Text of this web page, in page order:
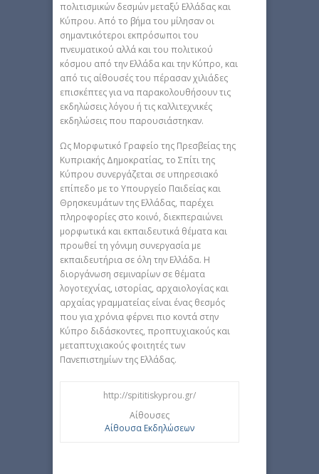
πολιτισμικών δεσμών μεταξύ Ελλάδας και
Κύπρου. Από το βήμα του μίλησαν οι
σημαντικότεροι εκπρόσωποι του
πνευματικού αλλά και του πολιτικού
κόσμου από την Ελλάδα και την Κύπρο, και
από τις αίθουσές του πέρασαν χιλιάδες
επισκέπτες για να παρακολουθήσουν τις
εκδηλώσεις λόγου ή τις καλλιτεχνικές
εκδηλώσεις που παρουσιάστηκαν.
Ως Μορφωτικό Γραφείο της Πρεσβείας της
Κυπριακής Δημοκρατίας, το Σπίτι της
Κύπρου συνεργάζεται σε υπηρεσιακό
επίπεδο με το Υπουργείο Παιδείας και
Θρησκευμάτων της Ελλάδας, παρέχει
πληροφορίες στο κοινό, διεκπεραιώνει
μορφωτικά και εκπαιδευτικά θέματα και
προωθεί τη γόνιμη συνεργασία με
εκπαιδευτήρια σε όλη την Ελλάδα. Η
διοργάνωση σεμιναρίων σε θέματα
λογοτεχνίας, ιστορίας, αρχαιολογίας και
αρχαίας γραμματείας είναι ένας θεσμός
που για χρόνια φέρνει πιο κοντά στην
Κύπρο διδάσκοντες, προπτυχιακούς και
μεταπτυχιακούς φοιτητές των
Πανεπιστημίων της Ελλάδας.
http://spititiskyprou.gr/
Αίθουσες
Αίθουσα Εκδηλώσεων